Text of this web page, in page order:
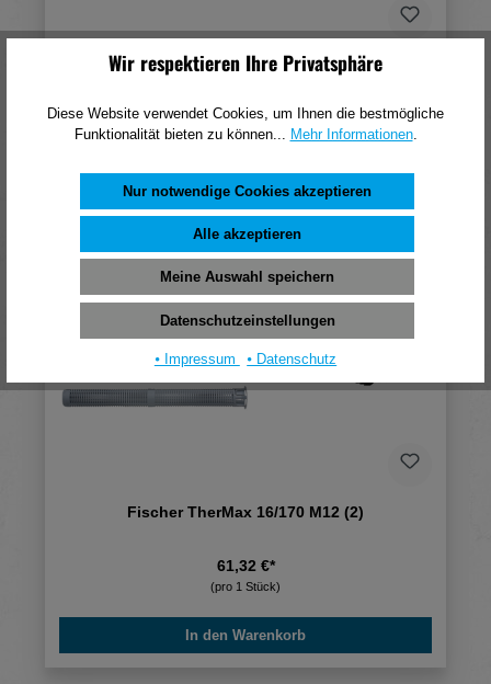
Fischer TherMax 10/120 M10
569,46 €*
(pro 100 Stück)
In den Warenkorb
Fischer TherMax 16/170 M12 (2)
61,32 €*
(pro 1 Stück)
In den Warenkorb
Wir respektieren Ihre Privatsphäre
Diese Website verwendet Cookies, um Ihnen die bestmögliche
Funktionalität bieten zu können...
Mehr Informationen.
Nur notwendige Cookies akzeptieren
Alle akzeptieren
Meine Auswahl speichern
Datenschutzeinstellungen
⦁ Impressum ⦁ Datenschutz